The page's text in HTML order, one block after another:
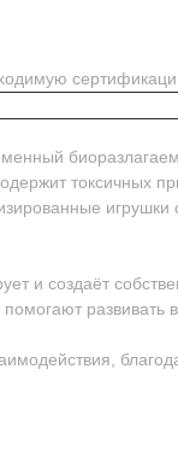
токсичных
и создаёт